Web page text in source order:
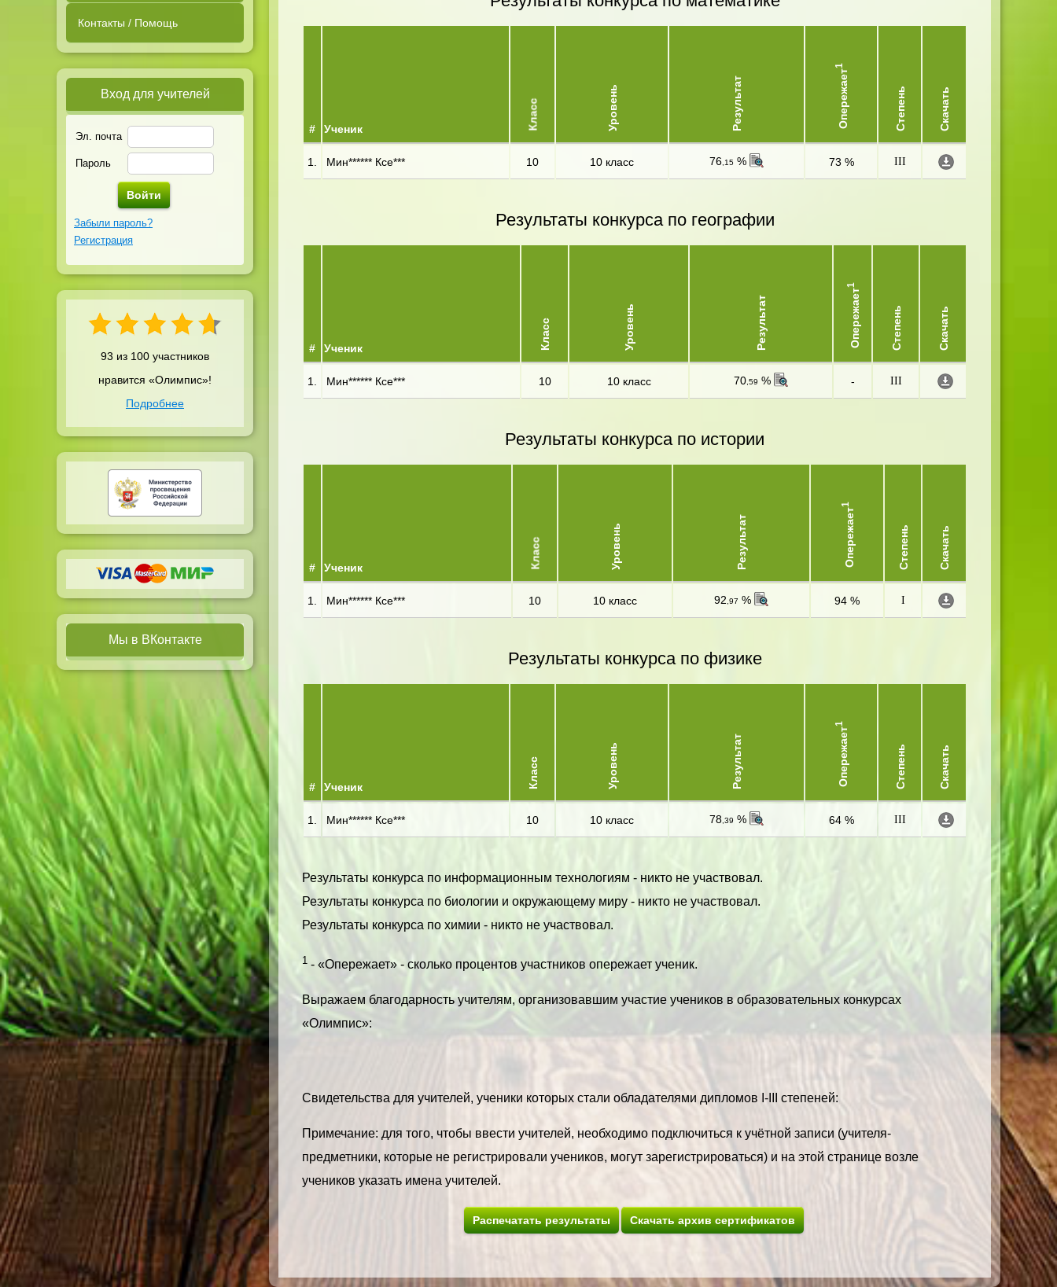
Контакты / Помощь
Вход для учителей
Эл. почта
Пароль
Забыли пароль?
Регистрация
93 из 100 участников
нравится «Олимпис»!
Подробнее
Мы в ВКонтакте
# Ученик Класс Уровень Результат Опережает
1
Степень Скачать
1. Мин****** Ксе*** 10 10 класс 76 ,15 % 73 % III
Результаты конкурса по географии
# Ученик Класс Уровень Результат Опережает
1
Степень Скачать
1. Мин****** Ксе*** 10 10 класс 70 ,59 % - III
Результаты конкурса по истории
# Ученик Класс Уровень Результат Опережает
1
Степень Скачать
1. Мин****** Ксе*** 10 10 класс 92 ,97 % 94 % I
Результаты конкурса по физике
# Ученик Класс Уровень Результат Опережает
1
Степень Скачать
1. Мин****** Ксе*** 10 10 класс 78 ,39 % 64 % III
Результаты конкурса по информационным технологиям - никто не участвовал.
Результаты конкурса по биологии и окружающему миру - никто не участвовал.
Результаты конкурса по химии - никто не участвовал.
1 - «Опережает» - сколько процентов участников опережает ученик.
Выражаем благодарность учителям, организовавшим участие учеников в образовательных конкурсах
«Олимпис»:
Свидетельства для учителей, ученики которых стали обладателями дипломов I-III степеней:
Примечание: для того, чтобы ввести учителей, необходимо подключиться к учётной записи (учителя-
предметники, которые не регистрировали учеников, могут зарегистрироваться) и на этой странице возле
учеников указать имена учителей.
Распечатать результаты Скачать архив сертификатов